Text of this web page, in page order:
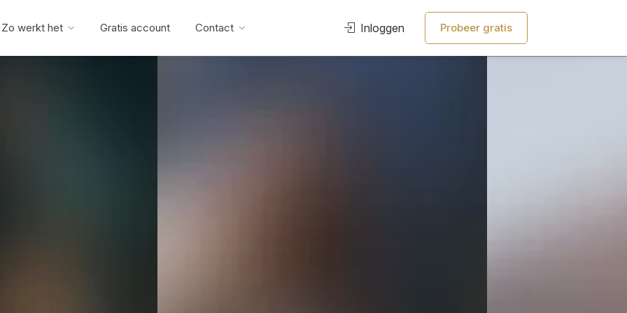
Zo werkt het Gratis account Contact Inloggen Probeer gratis